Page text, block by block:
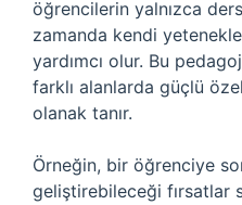
öğrencilerin yalnızca
zamanda kendi
yardımcı olur. Bu
farklı alanlarda güçlü
olanak tanır.
Örneğin, bir öğrenciye
geliştirebileceği fırsatlar